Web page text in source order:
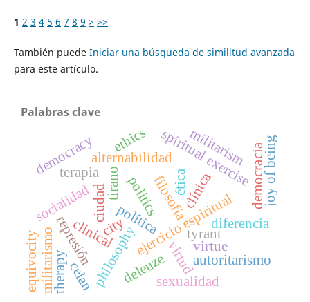
1 2 3 4 5 6 7 8 9 > >>
También puede Iniciar una búsqueda de similitud avanzada
para este artículo.
Palabras clave
filosofíaclínica
ejercicio espiritual
tirano
política
ciudad
virtud
philosophy
clinical
spiritual exercise
tyrant
politics
city
virtue
democracia
sexualidad
alternabilidad
socialidad
terapia
represión autoritarismo
militarismo
democracy
therapy
militarism joy of being
deleuze
diferencia
equivocity
ética
celan
ethics